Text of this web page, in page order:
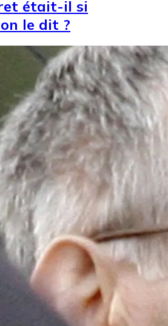
était-il si
le dit ?